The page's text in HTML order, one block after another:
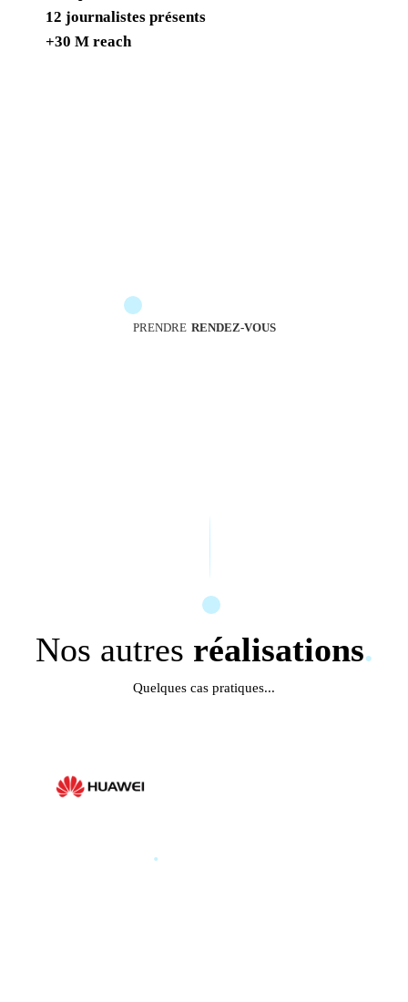
12 journalistes présents
+30 M reach
PRENDRE RENDEZ-VOUS
Nos autres réalisations.
Quelques cas pratiques...
.